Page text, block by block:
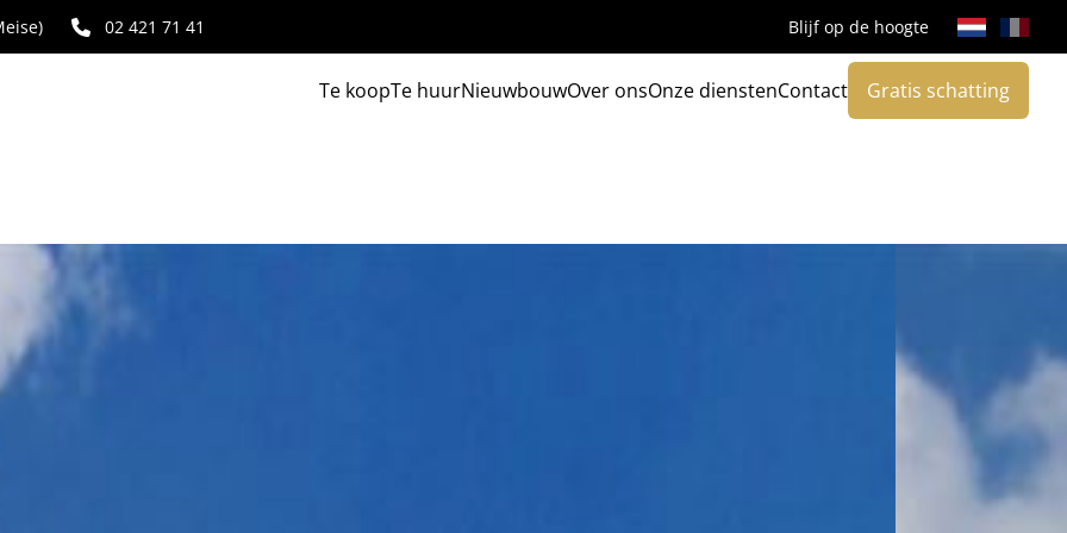
02 421 71 41 Blijf op de hoogte
Te koopTe huurNieuwbouwOver onsOnze dienstenContact Gratis schatting